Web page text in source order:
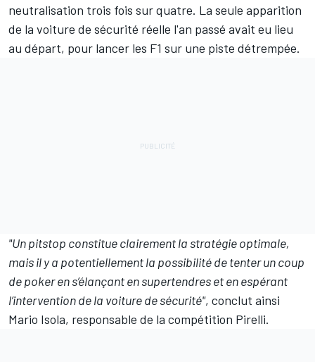
neutralisation trois fois sur quatre. La seule apparition
de la voiture de sécurité réelle l'an passé avait eu lieu
au départ, pour lancer les F1 sur une piste détrempée.
"Un pitstop constitue clairement la stratégie optimale,
mais il y a potentiellement la possibilité de tenter un coup
de poker en s’élançant en supertendres et en espérant
l’intervention de la voiture de sécurité", conclut ainsi
Mario Isola, responsable de la compétition Pirelli.